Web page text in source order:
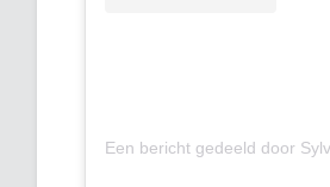
Een bericht gedeeld door